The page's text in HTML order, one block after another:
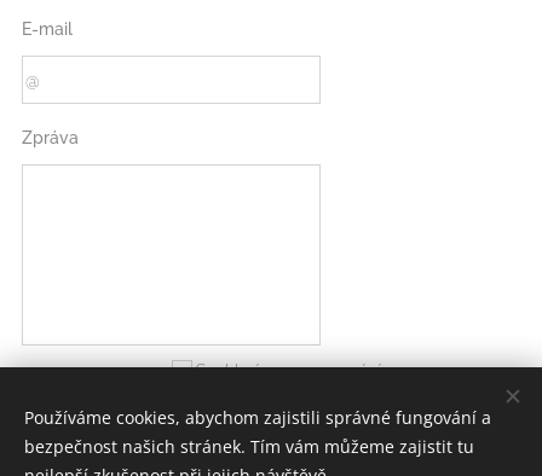
E-mail
Zpráva
Souhlasím se zpracováním
ODESLAT
Používáme cookies, abychom zajistili správné fungování a
bezpečnost našich stránek. Tím vám můžeme zajistit tu